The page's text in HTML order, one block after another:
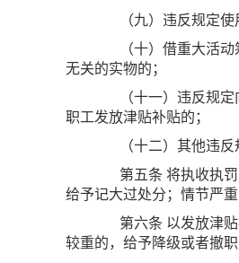
（九）违反规定使
（十）借重大活动筹
无关的实物的；
（十一）违反规定向
职工发放津贴补贴的；
（十二）其他违反
第五条 将执收执
给予记大过处分；情节严
第六条 以发放津
较重的，给予降级或者撤